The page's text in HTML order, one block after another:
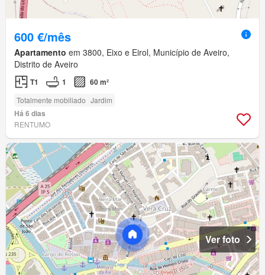
600 €/mês
Apartamento em 3800, Eixo e Eirol, Município de Aveiro,
Distrito de Aveiro
T1 1 60 m²
Totalmente mobiliado Jardim
Há 6 dias
RENTUMO
Ver foto